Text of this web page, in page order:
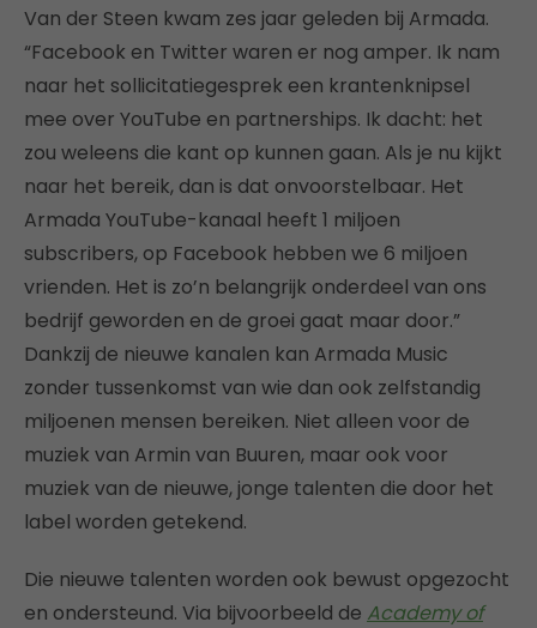
Van der Steen kwam zes jaar geleden bij Armada.
“Facebook en Twitter waren er nog amper. Ik nam
naar het sollicitatiegesprek een krantenknipsel
mee over YouTube en partnerships. Ik dacht: het
zou weleens die kant op kunnen gaan. Als je nu kijkt
naar het bereik, dan is dat onvoorstelbaar. Het
Armada YouTube-kanaal heeft 1 miljoen
subscribers, op Facebook hebben we 6 miljoen
vrienden. Het is zo’n belangrijk onderdeel van ons
bedrijf geworden en de groei gaat maar door.”
Dankzij de nieuwe kanalen kan Armada Music
zonder tussenkomst van wie dan ook zelfstandig
miljoenen mensen bereiken. Niet alleen voor de
muziek van Armin van Buuren, maar ook voor
muziek van de nieuwe, jonge talenten die door het
label worden getekend.
Die nieuwe talenten worden ook bewust opgezocht
en ondersteund. Via bijvoorbeeld de Academy of